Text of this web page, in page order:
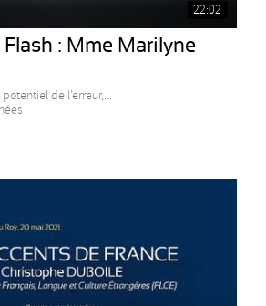
22:02
: Mme Marilyne
de l’erreur,...